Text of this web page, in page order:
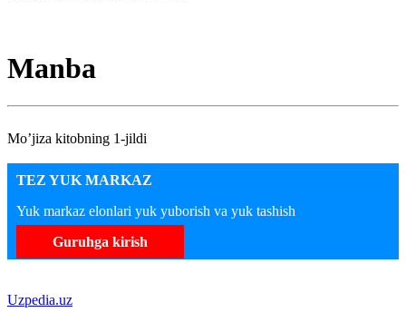
Manba
Mo’jiza kitobning 1-jildi
TEZ YUK MARKAZ
Yuk markaz elonlari yuk yuborish va yuk tashish
Guruhga kirish
Uzpedia.uz